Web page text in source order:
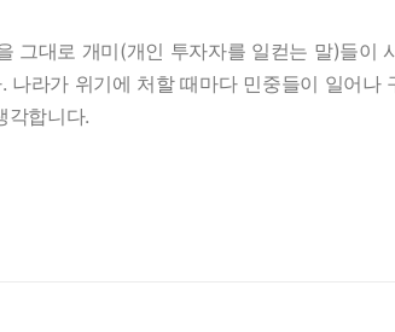
그대로 개미(개인 투자자를 일컫는 말)들이
나라가 위기에 처할 때마다 민중들이 일어나
각합니다.